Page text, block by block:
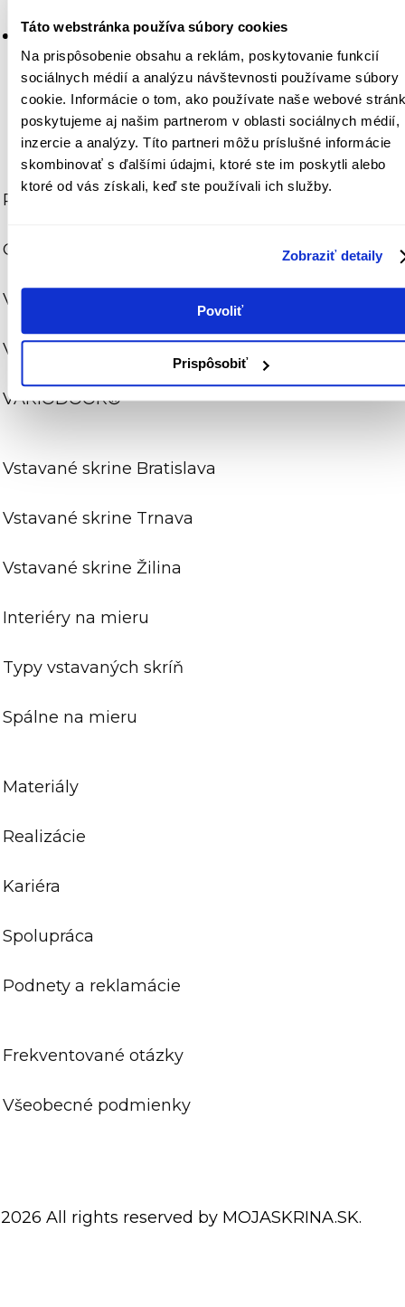
Táto webstránka používa súbory cookies
Na prispôsobenie obsahu a reklám, poskytovanie funkcií
sociálnych médií a analýzu návštevnosti používame súbory
cookie. Informácie o tom, ako používate naše webové
poskytujeme aj našim partnerom v oblasti sociálnych médií,
inzercie a analýzy. Títo partneri môžu príslušné informácie
skombinovať s ďalšími údajmi, ktoré ste im poskytli alebo
ktoré od vás získali, keď ste používali ich služby.
Zobraziť detaily
Povoliť
Prispôsobiť
Všeobecné podmienky
© 2026 All rights reserved by MOJASKRINA.SK
ROLLDOOR
CLASSIC
VARIOBEL
VARIOBORD
VARIODOOR®
Vstavané skrine Bratislava
Vstavané skrine Trnava
Vstavané skrine Žilina
Interiéry na mieru
Typy vstavaných skríň
Spálne na mieru
Materiály
Realizácie
Kariéra
Spolupráca
Podnety a reklamácie
Frekventované otázky
Všeobecné podmienky
All rights reserved by MOJASKRINA.SK.